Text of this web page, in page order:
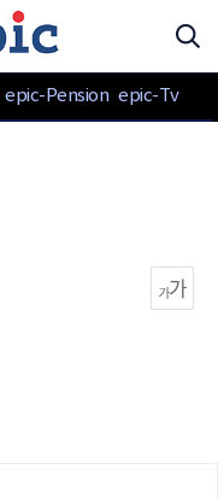
epic-Pension epic-Tv